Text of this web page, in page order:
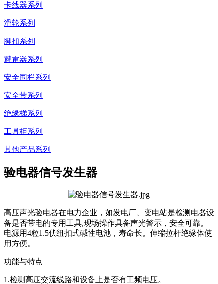
卡线器系列
滑轮系列
脚扣系列
避雷器系列
安全围栏系列
安全带系列
绝缘梯系列
工具柜系列
其他产品系列
验电器信号发生器
高压声光验电器在电力企业，如发电厂、变电站是检测电器设
备是否带电的专用工具,现场操作具备声光警示，安全可靠。
电源用4粒1.5伏纽扣式碱性电池，寿命长。伸缩拉杆绝缘体使
用方便。
功能与特点
1.检测高压交流线路和设备上是否有工频电压。